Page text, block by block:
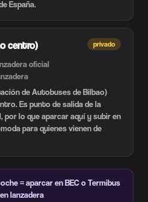
España.
centro) privado
oficial
de Autobuses de Bilbao)
Es punto de salida de la
por lo que aparcar aquí y subir en
para quienes vienen de
= aparcar en BEC o Termibus
lanzadera